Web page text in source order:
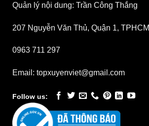
Quản lý nội dung: Trần Công Thắng
207 Nguyễn Văn Thủ, Quận 1, TPHCM
0963 711 297
Email: topxuyenviet@gmail.com
Follow us: